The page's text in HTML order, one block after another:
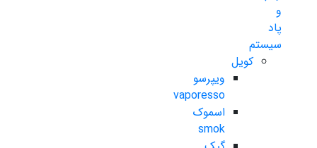
و
پاد
سیستم
کویل
ویپرسو
vaporesso
اسموک
smok